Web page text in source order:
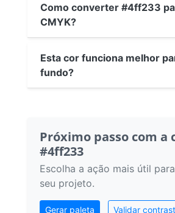
Como converter #4ff233
CMYK?
Esta cor funciona melhor
fundo?
Próximo passo com a
#4ff233
Escolha a ação mais útil
seu projeto.
Gerar paleta
Validar